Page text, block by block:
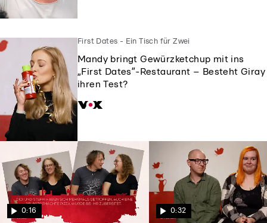
First Dates - Ein Tisch für Zwei
Mandy bringt Gewürzketchup mit ins
„First Dates”-Restaurant – Besteht Giray
ihren Test?
0:16 0:32